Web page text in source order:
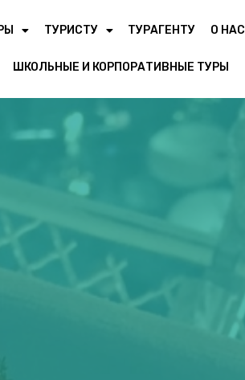
ТУРИСТУ ТУРАГЕНТУ О НАС
ШКОЛЬНЫЕ И КОРПОРАТИВНЫЕ ТУРЫ